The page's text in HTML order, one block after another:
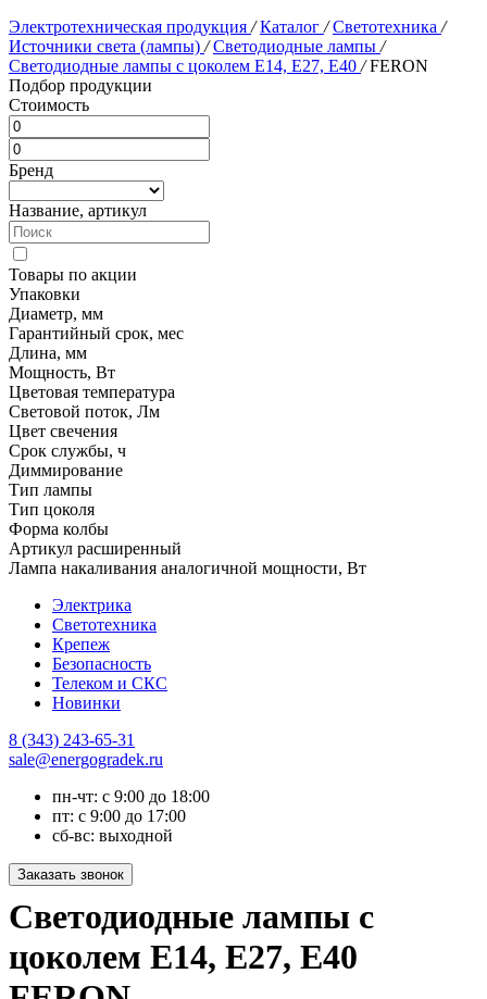
Электротехническая продукция / Каталог / Светотехника /
Источники света (лампы) / Светодиодные лампы /
Светодиодные лампы с цоколем E14, E27, E40 / FERON
Подбор продукции
Стоимость
Бренд
Название, артикул
Товары по акции
Упаковки
Диаметр, мм
Гарантийный срок, мес
Длина, мм
Мощность, Вт
Цветовая температура
Световой поток, Лм
Цвет свечения
Срок службы, ч
Диммирование
Тип лампы
Тип цоколя
Форма колбы
Артикул расширенный
Лампа накаливания аналогичной мощности, Вт
Электрика
Светотехника
Крепеж
Безопасность
Телеком и СКС
Новинки
8 (343) 243-65-31
sale@energogradek.ru
пн-чт: с 9:00 до 18:00
пт: с 9:00 до 17:00
сб-вс: выходной
Светодиодные лампы с
цоколем E14, E27, E40